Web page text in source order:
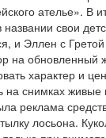
ателье». В
свои
и Эллен с
на обновленный
характер и
снимках живые
реклама
лосьона.